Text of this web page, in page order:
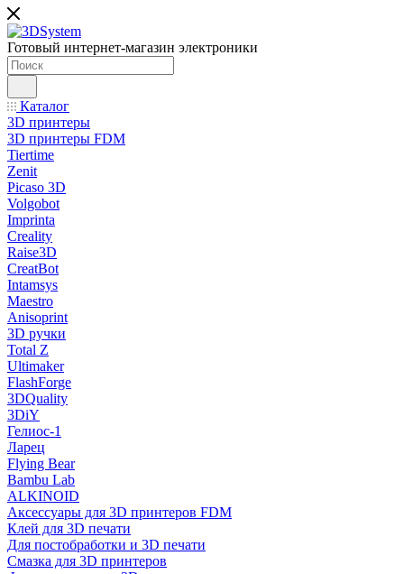
Готовый интернет-магазин электроники
Каталог
3D принтеры
3D принтеры FDM
Tiertime
Zenit
Picaso 3D
Volgobot
Imprinta
Creality
Raise3D
CreatBot
Intamsys
Maestro
Anisoprint
3D ручки
Total Z
Ultimaker
FlashForge
3DQuality
3DiY
Гелиос-1
Ларец
Flying Bear
Bambu Lab
ALKINOID
Аксессуары для 3D принтеров FDM
Клей для 3D печати
Для постобработки и 3D печати
Смазка для 3D принтеров